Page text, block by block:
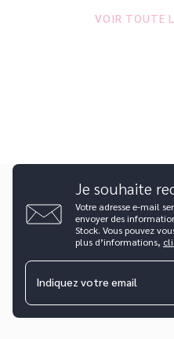
VOIR TOUTE
Je souhaite
Votre adresse e-mail
envoyer des
Stock. Vous pouvez
plus d’informations,
Indiquez votre email